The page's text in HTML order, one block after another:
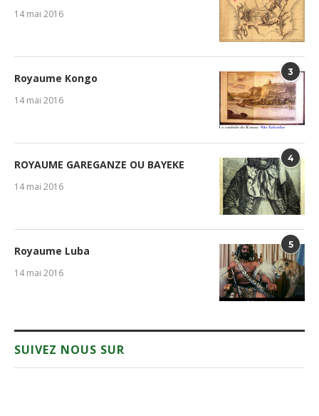
14 mai 2016
3
Royaume Kongo
14 mai 2016
4
ROYAUME GAREGANZE OU BAYEKE
14 mai 2016
5
Royaume Luba
14 mai 2016
SUIVEZ NOUS SUR